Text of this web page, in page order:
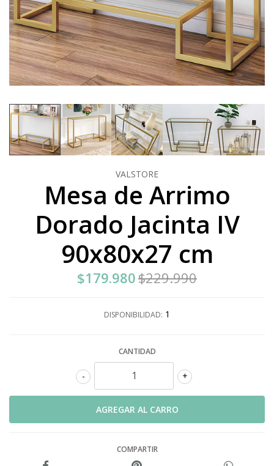
VALSTORE
Mesa de Arrimo
Dorado Jacinta IV
90x80x27 cm
$179.980$229.990
DISPONIBILIDAD: 1
CANTIDAD
+
-
COMPARTIR